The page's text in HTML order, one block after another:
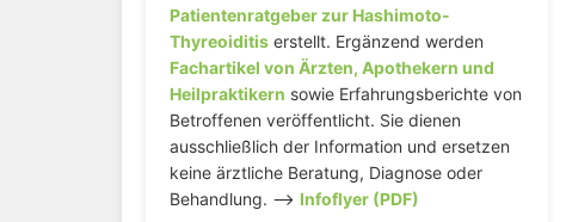
Patientenratgeber zur Hashimoto-
Thyreoiditis erstellt. Ergänzend werden
Fachartikel von Ärzten, Apothekern und
Heilpraktikern sowie Erfahrungsberichte von
Betroffenen veröffentlicht. Sie dienen
ausschließlich der Information und ersetzen
keine ärztliche Beratung, Diagnose oder
Behandlung. –> Infoflyer (PDF)